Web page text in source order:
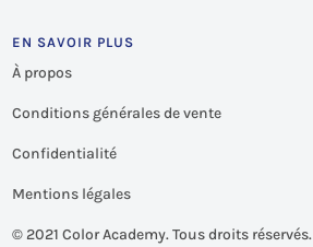
EN SAVOIR PLUS
À propos
Conditions générales de vente
Confidentialité
Mentions légales
© 2021 Color Academy. Tous droits réservés.